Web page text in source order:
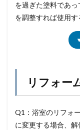
を過ぎた塗料であ
を調整すれば使用
リフォー
Q1：浴室のリフォ
に変更する場合、